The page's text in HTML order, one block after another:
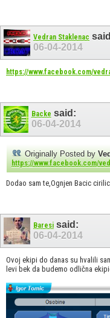
Vedran Staklenac
06-04-2014
https://www.facebook.com/
Backe said:
06-04-2014
Originally Posted by
https://www.facebook.com/
Dodao sam te,Ognjen Bacic
Baresi said:
06-04-2014
Ovoj ekipi do danas su hvalili
levi bek da budemo odlična